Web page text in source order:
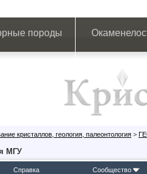
породы
кристаллов, геология, палеонтология >
МГУ
Справка Сообщество